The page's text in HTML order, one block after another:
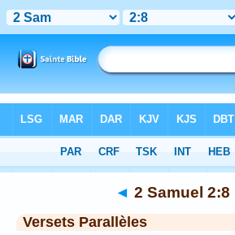
Chapitre 2> Verset 8
◄ 2 Samuel 2:8
Versets Parallèles